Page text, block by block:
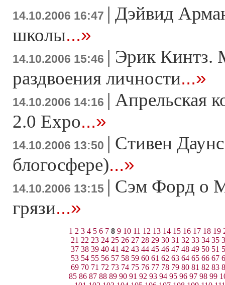
14.10.2006 16:47 | Дэйвид
школы...»
14.10.2006 15:46 | Эрик Кинтз.
раздвоения личности...»
14.10.2006 14:16 | Апрельская
2.0 Expo...»
14.10.2006 13:50 | Стивен
блогосфере)...»
14.10.2006 13:15 | Сэм Форд о
грязи...»
1 2 3 4 5 6 7 8 9 10 11 12 13 14 15 16 17 18 19
21 22 23 24 25 26 27 28 29 30 31 32 33 34 35
37 38 39 40 41 42 43 44 45 46 47 48 49 50 51
53 54 55 56 57 58 59 60 61 62 63 64 65 66 67
69 70 71 72 73 74 75 76 77 78 79 80 81 82 83
85 86 87 88 89 90 91 92 93 94 95 96 97 98 99